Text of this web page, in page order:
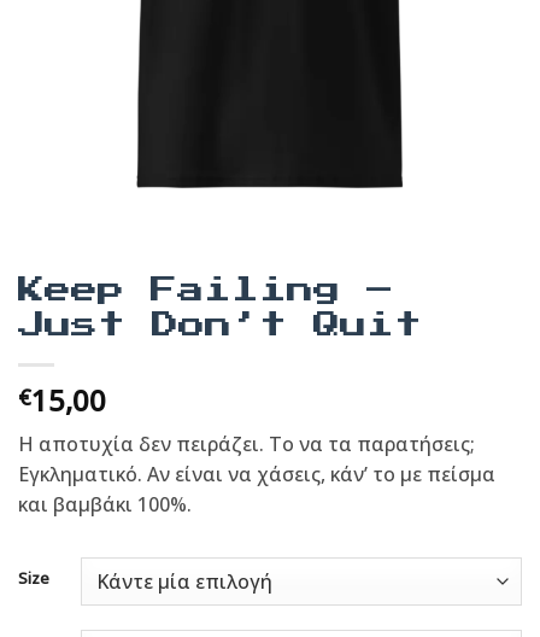
Keep Failing –
Just Don’t Quit
€15,00
Η αποτυχία δεν πειράζει. Το να τα παρατήσεις;
Εγκληματικό. Αν είναι να χάσεις, κάν’ το με πείσμα
και βαμβάκι 100%.
Size